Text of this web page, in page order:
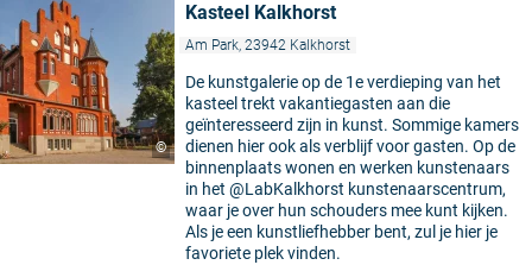
©
Kasteel Kalkhorst
Am Park, 23942 Kalkhorst
De kunstgalerie op de 1e verdieping van het
kasteel trekt vakantiegasten aan die
geïnteresseerd zijn in kunst. Sommige kamers
dienen hier ook als verblijf voor gasten. Op de
binnenplaats wonen en werken kunstenaars
in het @LabKalkhorst kunstenaarscentrum,
waar je over hun schouders mee kunt kijken.
Als je een kunstliefhebber bent, zul je hier je
favoriete plek vinden.